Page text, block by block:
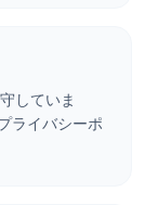
していま
ライバシーポ